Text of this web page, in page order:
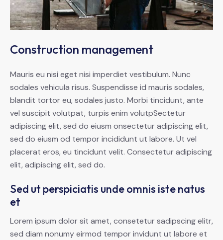
Construction management
Mauris eu nisi eget nisi imperdiet vestibulum. Nunc
sodales vehicula risus. Suspendisse id mauris sodales,
blandit tortor eu, sodales justo. Morbi tincidunt, ante
vel suscipit volutpat, turpis enim volutpSectetur
adipiscing elit, sed do eiusm onsectetur adipiscing elit,
sed do eiusm od tempor incididunt ut labore. Ut vel
placerat eros, eu tincidunt velit. Consectetur adipiscing
elit, adipiscing elit, sed do.
Sed ut perspiciatis unde omnis iste natus
et
Lorem ipsum dolor sit amet, consetetur sadipscing elitr,
sed diam nonumy eirmod tempor invidunt ut labore et